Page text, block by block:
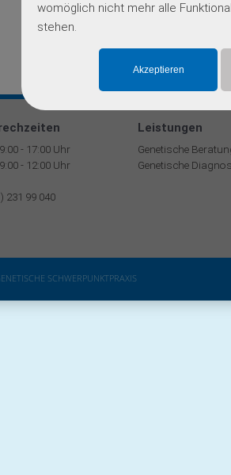
womöglich nicht mehr alle
stehen.
9:00 - 17:00 Uhr
9:00 - 12:00 Uhr
231 99 040
Leistungen
Genetische
Genetische
SCHWERPUNKTPRAXIS